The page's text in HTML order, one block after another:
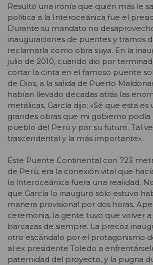
Resultó una ironía que quién más le
política a la Interoceánica fue el
Durante su mandato no
inauguraciones de puentes y tramos
reclamarla como obra suya. En la
julio de 2010, cuando dio por
cortar la cinta en el famoso puente
de Dios, a la salida de Puerto
habían llevado décadas atrás las
metálicas, García dijo: «Sé que esta es
grandes obras que mi gobierno
pueblo del Perú y por su futuro. Tal
trascendental y la más importante».
Este Puente Continental con 723
de Perú, era la conexión vital que
la Interoceánica fuera una realidad.
que García lo inauguró sólo estuvo
manera provisional por dos horas.
ceremonia, la gente tuvo que volver a
barcazas de siempre. La precoz
otro escándalo por el protagonismo
al ex presidente Toledo a
paternidad del proyecto, y la pugna